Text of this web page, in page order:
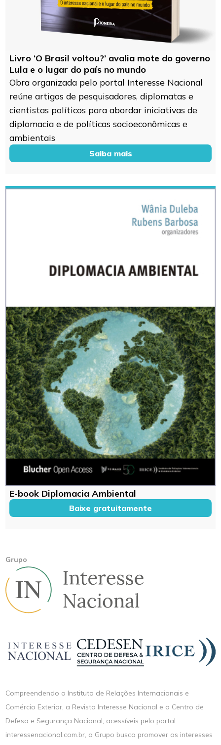
Livro ‘O Brasil voltou?’ avalia mote do governo
Lula e o lugar do país no mundo
Obra organizada pelo portal Interesse Nacional
reúne artigos de pesquisadores, diplomatas e
cientistas políticos para abordar iniciativas de
diplomacia e de políticas socioeconômicas e
ambientais
Saiba mais
E-book Diplomacia Ambiental
Baixe gratuitamente
Grupo
Compreendendo o Instituto de Relações Internacionais e
Comércio Exterior, a Revista Interesse Nacional e o Centro de
Defesa e Segurança Nacional, acessíveis pelo portal
interessenacional.com.br, o Grupo busca promover os interesses